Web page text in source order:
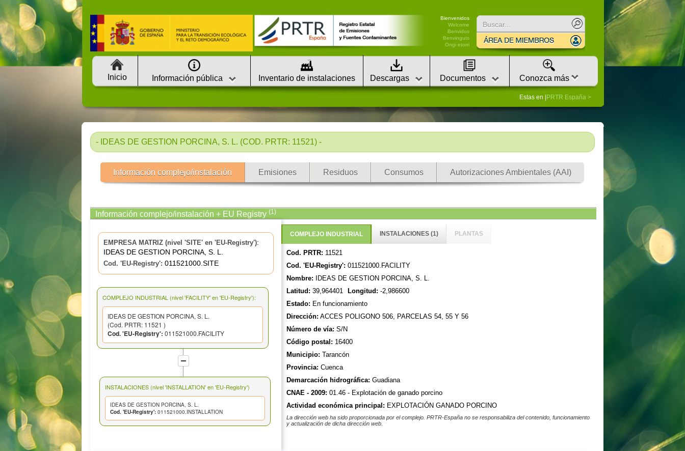
Bienvenidos
Welcome
Benvidos
Benvinguts
Ongi etorri
Inicio Información pública Inventario de instalaciones Descargas Documentos Conozca más
Estas en | PRTR España
- IDEAS DE GESTION PORCINA, S. L. (COD. PRTR: 11521) -
Información complejo/instalación Emisiones Residuos Consumos Autorizaciones Ambientales (AAI)
Información complejo/instalación + EU Registry (1)
EMPRESA MATRIZ (nivel 'SITE' en 'EU-Registry'):
IDEAS DE GESTION PORCINA, S. L.
Cod. 'EU-Registry': 011521000.SITE
COMPLEJO INDUSTRIAL (nivel 'FACILITY' en 'EU-Registry'):
IDEAS DE GESTION PORCINA, S. L.
(Cod. PRTR: 11521 )
Cod. 'EU-Registry': 011521000.FACILITY
INSTALACIONES (nivel 'INSTALLATION' en 'EU-Registry')
IDEAS DE GESTION PORCINA, S. L.
Cod. 'EU-Registry':011521000.INSTALLATION
COMPLEJO INDUSTRIAL INSTALACIONES (1) PLANTAS
Cod. PRTR: 11521
Cod. 'EU-Registry': 011521000.FACILITY
Nombre: IDEAS DE GESTION PORCINA, S. L.
Latitud: 39,964401 Longitud: -2,986600
Estado: En funcionamiento
Dirección: ACCES POLIGONO 506, PARCELAS 54, 55 Y 56
Número de vía: S/N
Código postal: 16400
Municipio: Tarancón
Provincia: Cuenca
Demarcación hidrográfica: Guadiana
CNAE - 2009: 01.46 - Explotación de ganado porcino
Actividad económica principal: EXPLOTACIÓN GANADO PORCINO
La dirección web ha sido proporcionada por el complejo. PRTR-España no se responsabiliza del contenido, funcionamiento
y actualización de dicha dirección web.